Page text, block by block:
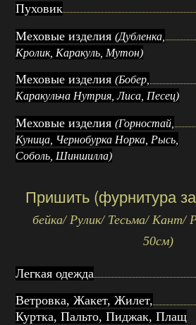
Пуховик
Меховые изделия(Дубленка,
Кролик, Каракуль, Мутон)
Меховые изделия(Бобер,
Каракульча Нутрия, Лиса, Песец)
Меховые изделия(Горностай,
Куница, Чернобурка Норка, Рысь,
Соболь, Шиншилла)
Пришить (фурнитура
бейка/ Рулик/ Тесьма/ Кант/
50см)
Легкая одежда
Ветровка, Жакет, Жилет,
Куртка, Пальто, Пиджак, Плащ